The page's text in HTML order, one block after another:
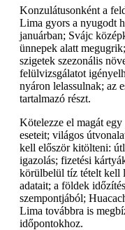
Konzulátusonként a
Lima gyors a nyugodt
januárban; Svájc
ünnepek alatt
szigetek szezonális
felülvizsgálatot
nyáron lelassulnak; az
tartalmazó részt.
Kötelezze el magát
eseteit; világos
kell először kitölteni:
igazolás; fizetési
körülbelül tíz tételt kell
adatait; a földek
szempontjából;
Lima továbbra is
időpontokhoz.